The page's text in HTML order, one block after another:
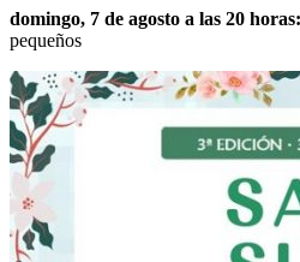
domingo, 7 de agosto a las 20 horas:
pequeños